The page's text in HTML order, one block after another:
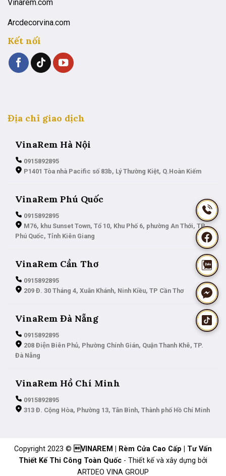
Vinarem.com
Arcdecorvina.com
Kết nối
Địa chỉ giao dịch
VinaRem Hà Nội
0915892895
P1401 Tòa nhà Pacific số 83b, Lý Thường Kiệt, Q.Hoàn Kiếm
VinaRem Phú Quốc
0915892895
M76, khu Sunset Town, Tổ 10, Khu Phố 6, phường An Thới, TP.
Phú Quốc, Tỉnh Kiên Giang
VinaRem Cần Thơ
0915892895
209 Đ. 30 Tháng 4, Xuân Khánh, Ninh Kiều, TP Cần Thơ
VinaRem Đà Nẵng
0915892895
208 Điện Biên Phủ, Phường Chính Gián, Quận Thanh Khê, TP.
Đà Nẵng
VinaRem Hồ Chí Minh
0915892895
313 Đ. Cộng Hòa, Phường 13, Tân Bình, Thành phố Hồ Chí Minh
Copyright 2023 © VINAREM | Rèm Cửa Cao Cấp | Tư Vấn
Thiết Kế Thi Công Toàn Quốc - Thiết kế và xây dựng bởi
ARTDEO VINA GROUP